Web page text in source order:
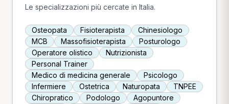
Le specializzazioni più cercate in Italia.
Osteopata Fisioterapista
Chinesiologo
MCB
Massofisioterapista
Posturologo
Operatore olistico
Nutrizionista
Personal Trainer
Medico di medicina generale
Psicologo
Infermiere
Ostetrica Naturopata
TNPEE
Chiropratico
Podologo
Agopuntore